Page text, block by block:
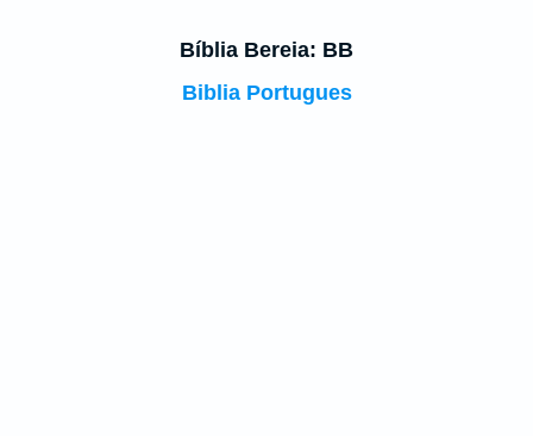
Bíblia Bereia: BB
Biblia Portugues